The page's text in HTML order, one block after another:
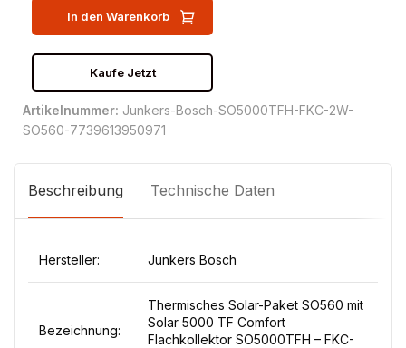
In den Warenkorb
Kaufe Jetzt
Artikelnummer: Junkers-Bosch-SO5000TFH-FKC-2W-
SO560-7739613950971
Beschreibung Technische Daten
Hersteller: Junkers Bosch
Bezeichnung:
Thermisches Solar-Paket SO560 mit
Solar 5000 TF Comfort
Flachkollektor SO5000TFH – FKC-